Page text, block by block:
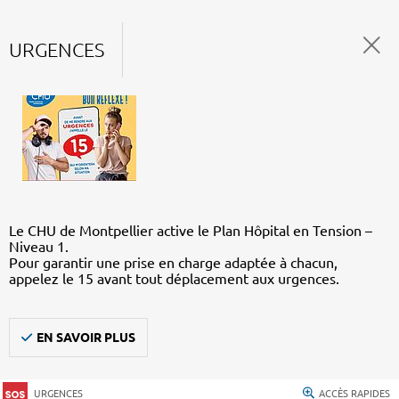
URGENCES
Le CHU de Montpellier active le Plan Hôpital en Tension –
Niveau 1.
Pour garantir une prise en charge adaptée à chacun,
appelez le 15 avant tout déplacement aux urgences.
EN SAVOIR PLUS
URGENCES ACCÈS RAPIDES